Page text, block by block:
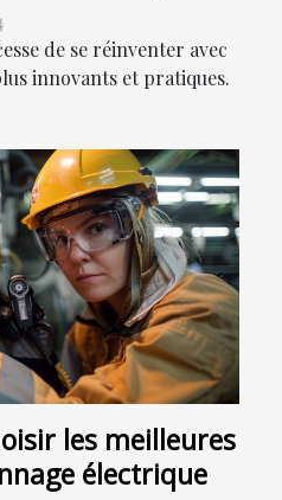
de se réinventer avec
innovants et pratiques.
les meilleures
électrique